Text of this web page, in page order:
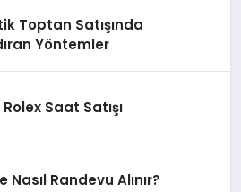
Toptan Satışında
Yöntemler
Saat Satışı
Nasıl Randevu Alınır?